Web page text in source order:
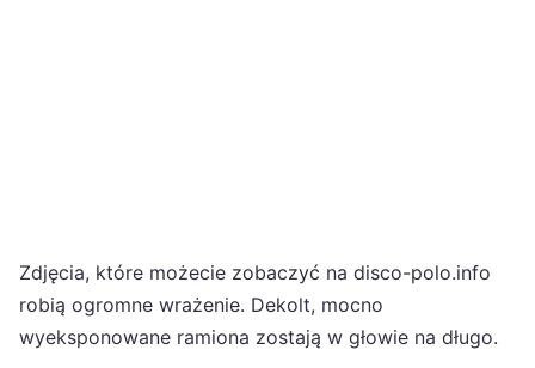
Zdjęcia, które możecie zobaczyć na disco-polo.info
robią ogromne wrażenie. Dekolt, mocno
wyeksponowane ramiona zostają w głowie na długo.